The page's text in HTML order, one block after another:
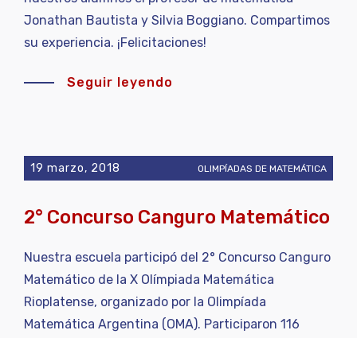
Jonathan Bautista y Silvia Boggiano. Compartimos
su experiencia. ¡Felicitaciones!
Seguir leyendo
19 marzo, 2018 OLIMPÍADAS DE MATEMÁTICA
2° Concurso Canguro Matemático
Nuestra escuela participó del 2° Concurso Canguro
Matemático de la X Olímpiada Matemática
Rioplatense, organizado por la Olimpíada
Matemática Argentina (OMA). Participaron 116